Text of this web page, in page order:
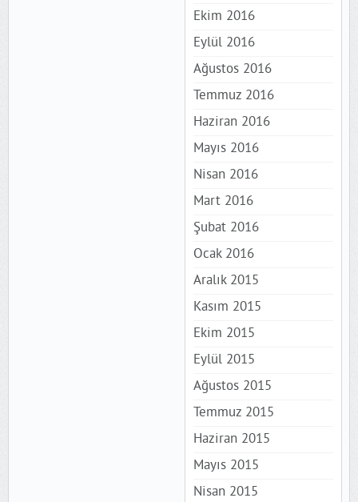
Ekim 2016
Eylül 2016
Ağustos 2016
Temmuz 2016
Haziran 2016
Mayıs 2016
Nisan 2016
Mart 2016
Şubat 2016
Ocak 2016
Aralık 2015
Kasım 2015
Ekim 2015
Eylül 2015
Ağustos 2015
Temmuz 2015
Haziran 2015
Mayıs 2015
Nisan 2015